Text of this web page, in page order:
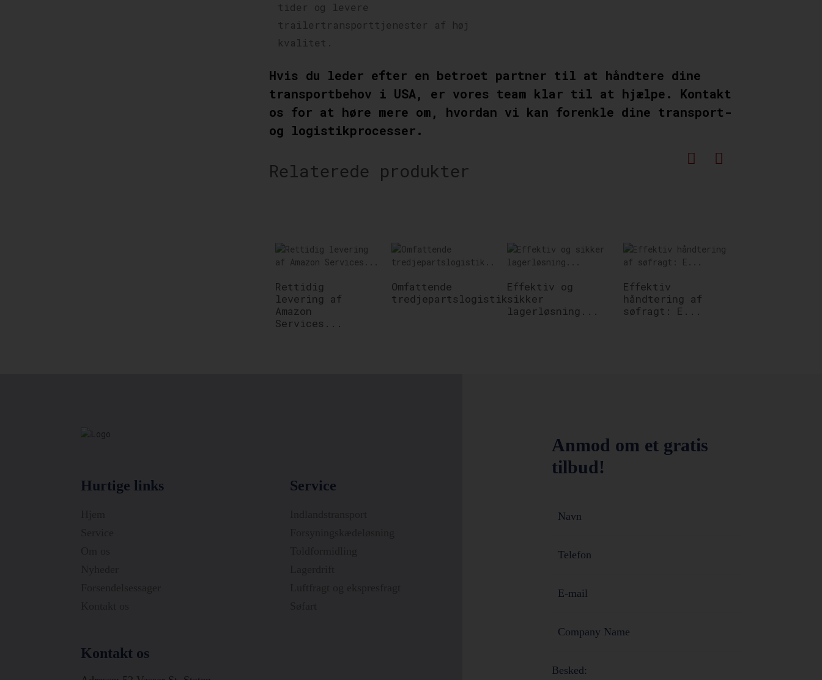
tider og levere
trailertransporttjenester af høj
kvalitet.
Hvis du leder efter en betroet partner til at håndtere dine
transportbehov i USA, er vores team klar til at hjælpe. Kontakt
os for at høre mere om, hvordan vi kan forenkle dine transport-
og logistikprocesser.
Relaterede produkter
Rettidig
levering af
Amazon
Services...
Omfattende
tredjepartslogistik...
Effektiv og
sikker
lagerløsning...
Effektiv
håndtering af
søfragt: E...
Hurtige links Service
Kontakt os
Anmod om et gratis
tilbud!
Besked: